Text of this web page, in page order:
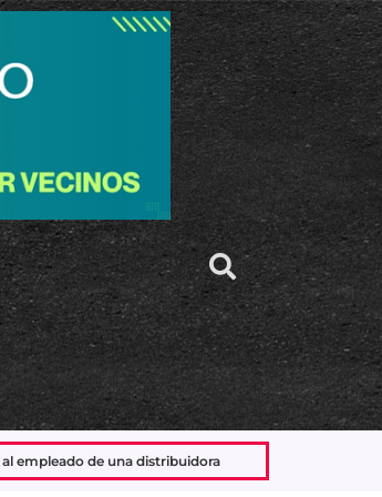
Peabody dejó de fabricar en su planta de La